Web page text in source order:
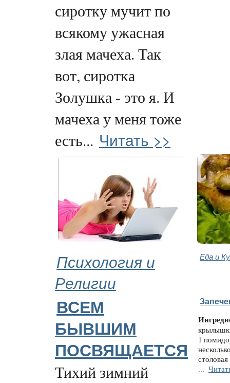
сиротку мучит по
всякому ужасная
злая мачеха. Так
вот, сиротка
Золушка - это я. И
мачеха у меня тоже
есть... Читать >>
Психология и
Религии
Еда и
ВСЕМ
БЫВШИМ
ПОСВЯЩАЕТСЯ
Тихий зимний
1
...